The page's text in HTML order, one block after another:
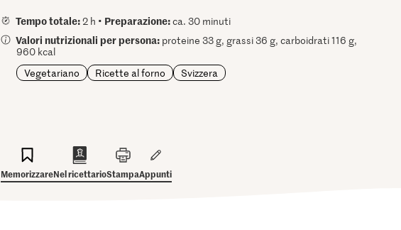
Tempo totale:2 h • Preparazione:ca. 30 minuti
Valori nutrizionali per persona: proteine 33 g, grassi 36 g, carboidrati 116 g,
960 kcal
Vegetariano
Ricette al forno Svizzera
MemorizzareNel ricettarioStampaAppunti